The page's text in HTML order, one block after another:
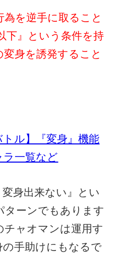
を逆手に取ること
下』という条件を持
身を誘発すること
トル】『変身』機能
ラ一覧など
変身出来ない』とい
ターンでもあります
ャオマンは運用す
手助けにもなるで